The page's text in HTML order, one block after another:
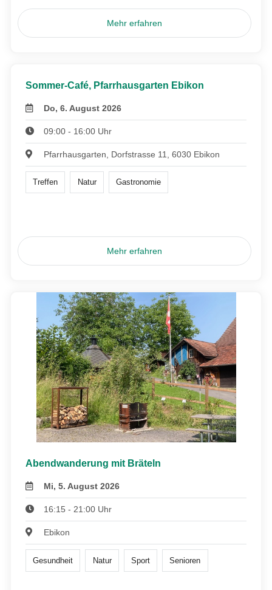
Mehr erfahren
Sommer-Café, Pfarrhausgarten Ebikon
Do, 6. August 2026
09:00 - 16:00 Uhr
Pfarrhausgarten, Dorfstrasse 11, 6030 Ebikon
Treffen Natur Gastronomie
Mehr erfahren
Abendwanderung mit Bräteln
Mi, 5. August 2026
16:15 - 21:00 Uhr
Ebikon
Gesundheit Natur Sport Senioren